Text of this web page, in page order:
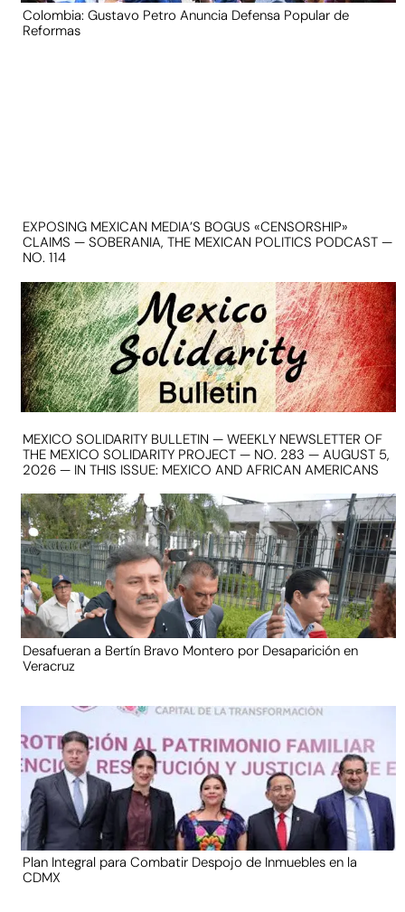
Colombia: Gustavo Petro Anuncia Defensa Popular de
Reformas
EXPOSING MEXICAN MEDIA’S BOGUS «CENSORSHIP»
CLAIMS — SOBERANIA, THE MEXICAN POLITICS PODCAST —
NO. 114
MEXICO SOLIDARITY BULLETIN — WEEKLY NEWSLETTER OF
THE MEXICO SOLIDARITY PROJECT — NO. 283 — AUGUST 5,
2026 — IN THIS ISSUE: MEXICO AND AFRICAN AMERICANS
Desafueran a Bertín Bravo Montero por Desaparición en
Veracruz
Plan Integral para Combatir Despojo de Inmuebles en la
CDMX